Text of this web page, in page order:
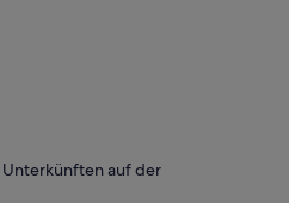
auf der